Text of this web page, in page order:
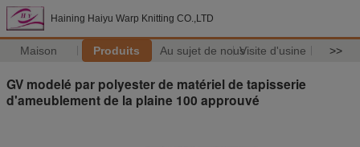
Haining Haiyu Warp Knitting CO.,LTD
Maison Produits Au sujet de nousVisite d'usine >>
GV modelé par polyester de matériel de tapisserie
d'ameublement de la plaine 100 approuvé